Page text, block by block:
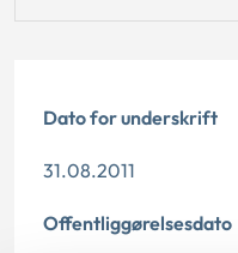
Dato for underskrift
31.08.2011
Offentliggørelsesdato